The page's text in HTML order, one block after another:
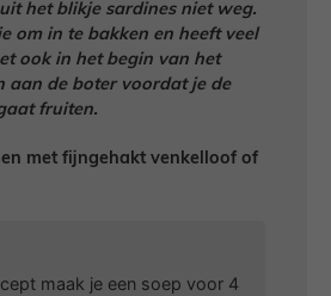
het blikje sardines niet weg.
om in te bakken en heeft veel
ook in het begin van het
aan de boter voordat je de
fruiten.
met fijngehakt venkelloof of
maak je een soep voor 4